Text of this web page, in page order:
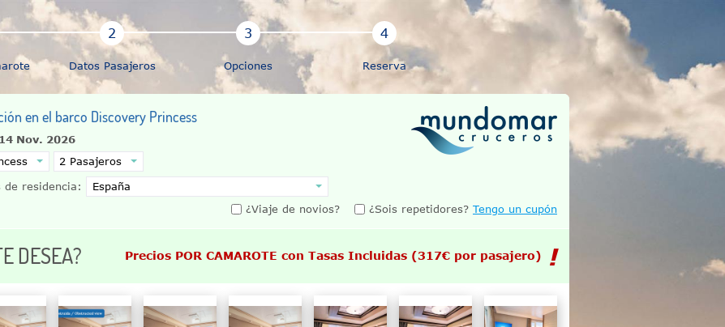
Datos Pasajeros Opciones Reserva
en el barco Discovery Princess
Nov. 2026
de residencia:
¿Viaje de novios?
¿Sois repetidores? Tengo un cupón
DESEA? Precios POR CAMAROTE con Tasas Incluidas (317€ por pasajero)